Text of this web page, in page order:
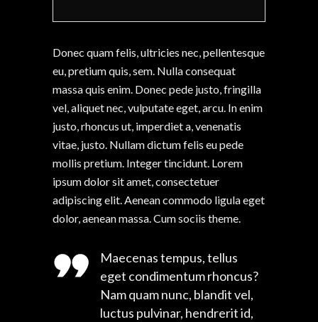
Donec quam felis, ultricies nec, pellentesque
eu, pretium quis, sem. Nulla consequat
massa quis enim. Donec pede justo, fringilla
vel, aliquet nec, vulputate eget, arcu. In enim
justo, rhoncus ut, imperdiet a, venenatis
vitae, justo. Nullam dictum felis eu pede
mollis pretium. Integer tincidunt. Lorem
ipsum dolor sit amet, consectetuer
adipiscing elit. Aenean commodo ligula eget
dolor, aenean massa. Cum sociis theme.
Maecenas tempus, tellus
eget condimentum rhoncus?
Nam quam nunc, blandit vel,
luctus pulvinar, hendrerit id,